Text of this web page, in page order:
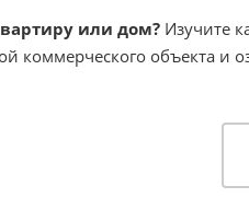
или дом? Изучите
коммерческого объекта и